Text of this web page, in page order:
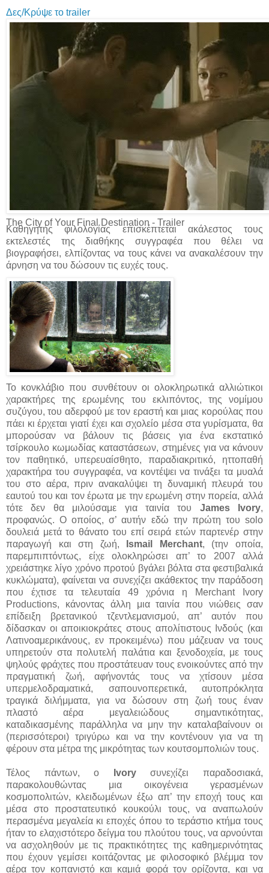
Δες/Κρύψε το trailer
The City of Your Final Destination - Trailer
Καθηγητής φιλολογίας επισκέπτεται ακάλεστος τους
εκτελεστές της διαθήκης συγγραφέα που θέλει να
βιογραφήσει, ελπίζοντας να τους κάνει να ανακαλέσουν την
άρνηση να του δώσουν τις ευχές τους.
Το κονκλάβιο που συνθέτουν οι ολοκληρωτικά αλλιώτικοι
χαρακτήρες της ερωμένης του εκλιπόντος, της νομίμου
συζύγου, του αδερφού με τον εραστή και μιας κορούλας που
πάει κι έρχεται γιατί έχει και σχολείο μέσα στα γυρίσματα, θα
μπορούσαν να βάλουν τις βάσεις για ένα εκστατικό
τσίρκουλο κωμωδίας καταστάσεων, στημένες για να κάνουν
τον παθητικό, υπερευαίσθητο, παραδιακριτικό, ηττοπαθή
χαρακτήρα του συγγραφέα, να κοντέψει να τινάξει τα μυαλά
του στο αέρα, πριν ανακαλύψει τη δυναμική πλευρά του
εαυτού του και τον έρωτα με την ερωμένη στην πορεία, αλλά
τότε δεν θα μιλούσαμε για ταινία του James Ivory,
προφανώς. Ο οποίος, σ’ αυτήν εδώ την πρώτη του solo
δουλειά μετά το θάνατο του επί σειρά ετών παρτενέρ στην
παραγωγή και στη ζωή,
Ismail Merchant, (την οποία,
παρεμπιπτόντως, είχε ολοκληρώσει απ’ το 2007 αλλά
χρειάστηκε λίγο χρόνο προτού βγάλει βόλτα στα φεστιβαλικά
κυκλώματα), φαίνεται να συνεχίζει ακάθεκτος την παράδοση
που έχτισε τα τελευταία 49 χρόνια η Merchant Ivory
Productions, κάνοντας άλλη μια ταινία που νιώθεις σαν
επίδειξη βρετανικού τζεντλεμανισμού, απ’ αυτόν που
δίδασκαν οι αποικιοκράτες στους απολίτιστους Ινδούς (και
Λατινοαμερικάνους, εν προκειμένω) που μάζευαν να τους
υπηρετούν στα πολυτελή παλάτια και ξενοδοχεία, με τους
ψηλούς φράχτες που προστάτευαν τους ενοικούντες από την
πραγματική ζωή, αφήνοντάς τους να χτίσουν μέσα
υπερμελοδραματικά, σαπουνοπερετικά, αυτοπρόκλητα
τραγικά διλήμματα, για να δώσουν στη ζωή τους έναν
πλαστό αέρα μεγαλειώδους σημαντικότητας,
καταδικασμένης παράλληλα να μην την καταλαβαίνουν οι
(περισσότεροι) τριγύρω και να την κοντένουν για να τη
φέρουν στα μέτρα της μικρότητας των κουτσομπολιών τους.
Τέλος πάντων, ο Ivoryσυνεχίζει παραδοσιακά,
παρακολουθώντας μια οικογένεια γερασμένων
κοσμοπολιτών, κλειδωμένων έξω απ’ την εποχή τους και
μέσα στο προστατευτικό κουκούλι τους, να αναπωλούν
περασμένα μεγαλεία κι εποχές όπου το τεράστιο κτήμα τους
ήταν το ελαχιστότερο δείγμα του πλούτου τους, να αρνούνται
να ασχοληθούν με τις πρακτικότητες της καθημερινότητας
που έχουν γεμίσει κοιτάζοντας με φιλοσοφικό βλέμμα τον
αέρα τον κοπανιστό και καμιά φορά τον ορίζοντα, και να